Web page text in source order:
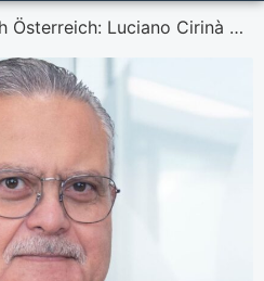
Luciano Cirinà wird neuer CEO